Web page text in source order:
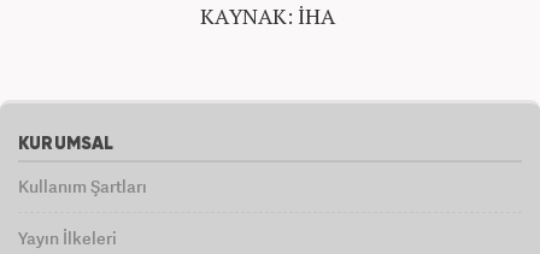
KAYNAK: İHA
KURUMSAL
Kullanım Şartları
Yayın İlkeleri